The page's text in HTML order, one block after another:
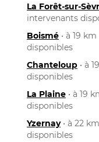
La Forêt-sur-
intervenants
Boismé • à 19
disponibles
Chanteloup • à
disponibles
La Plaine • à 19
disponibles
Yzernay• à 22
disponibles